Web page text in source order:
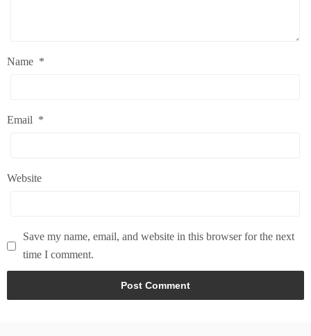
Name *
Email *
Website
Save my name, email, and website in this browser for the next
time I comment.